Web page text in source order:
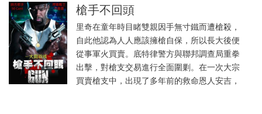
槍手不回頭
里奇在童年時目睹雙親因手無寸鐵而遭槍殺，
自此他認為人人應該擁槍自保，所以長大後便
從事軍火買賣。底特律警方與聯邦調查局重拳
出擊，對槍支交易進行全面圍剿。在一次大宗
買賣槍支中，出現了多年前的救命恩人安吉，